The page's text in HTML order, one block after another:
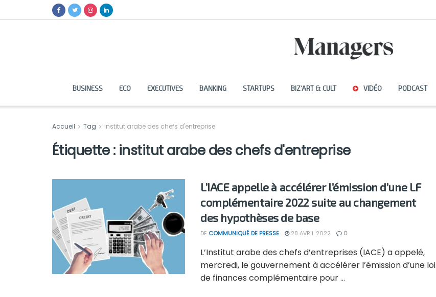
BUSINESS ECO EXECUTIVES BANKING STARTUPS BIZ’ART & CULT VIDÉO PODCAST
Accueil Tag institut arabe des chefs d'entreprise
Étiquette : institut arabe des chefs d'entreprise
L’IACE appelle à accélérer l’émission d’une LF
complémentaire 2022 suite au changement
des hypothèses de base
DE COMMUNIQUÉ DE PRESSE 28 AVRIL 2022 0
L’Institut arabe des chefs d’entreprises (IACE) a appelé,
mercredi, le gouvernement à accélérer l’émission d’une loi
de finances complémentaire pour ...